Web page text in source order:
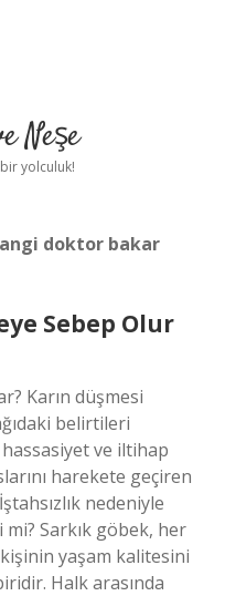
Neşe
yolculuk!
doktor bakar
Sebep Olur
Karın düşmesi
belirtileri
ve iltihap
harekete geçiren
nedeniyle
Sarkık göbek, her
yaşam kalitesini
Halk arasında